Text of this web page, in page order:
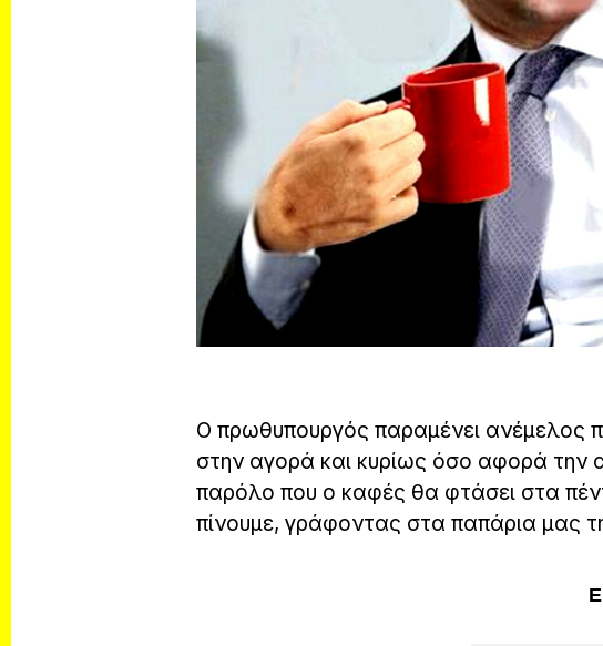
Ο πρωθυπουργός παραμένει ανέμελος
στην αγορά και κυρίως όσο αφορά την
παρόλο που ο καφές θα φτάσει στα
πίνουμε, γράφοντας στα παπάρια μας